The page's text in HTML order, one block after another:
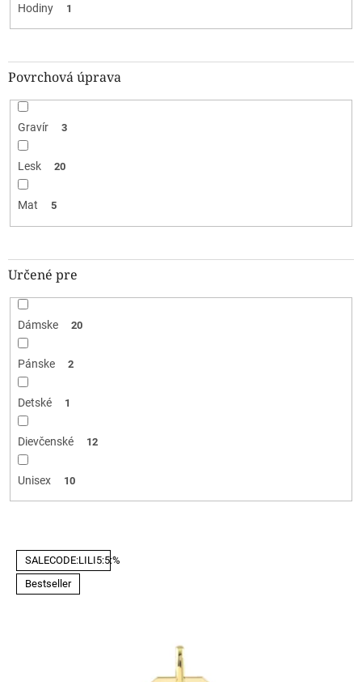
Hodiny 1
Povrchová úprava
Gravír 3
Lesk 20
Mat 5
Určené pre
Dámske 20
Pánske 2
Detské 1
Dievčenské 12
Unisex 10
V SALECODE:LILI5:5:%
Bestseller